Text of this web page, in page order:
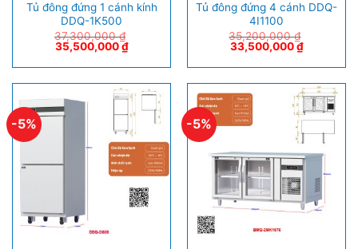
Tủ đông đứng 1 cánh kính
DDQ-1K500
37,300,000₫
35,500,000₫
Tủ đông đứng 4 cánh DDQ-
4I1100
35,200,000₫
33,500,000₫
-5% -5%